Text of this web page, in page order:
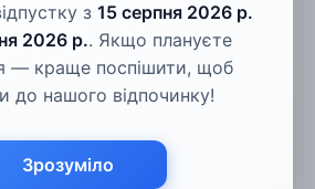
з 15 серпня 2026 р.
2026 р.. Якщо плануєте
— краще поспішити, щоб
до нашого відпочинку!
Зрозуміло